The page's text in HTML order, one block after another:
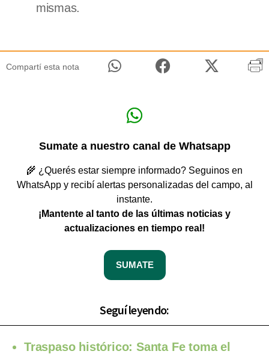
mismas.
Compartí esta nota
Sumate a nuestro canal de Whatsapp
🌾 ¿Querés estar siempre informado? Seguinos en
WhatsApp y recibí alertas personalizadas del campo, al
instante.
¡Mantente al tanto de las últimas noticias y
actualizaciones en tiempo real!
SUMATE
Seguí leyendo:
Traspaso histórico: Santa Fe toma el